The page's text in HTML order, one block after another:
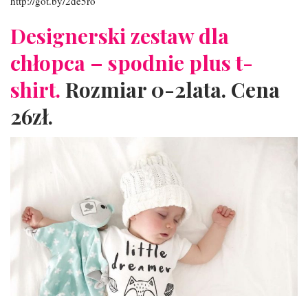
Designerski zestaw dla
chłopca – spodnie plus t-
shirt. Rozmiar 0-2lata. Cena
26zł.